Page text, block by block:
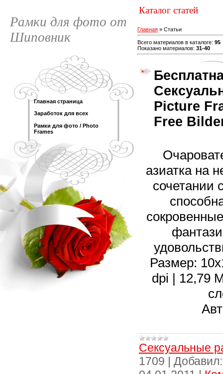
Рамки для фото от
Шиповник
Главная страница
Заработок для всех
Рамки для фото / Photo
Frames
Каталог статей
Главная » Статьи
Всего материалов в каталоге: 95
Показано материалов: 31-40
Picture
Free
азиатка на
сочетании
Размер:
dpi | 12,79
Сексуальные
1709
Добавил: